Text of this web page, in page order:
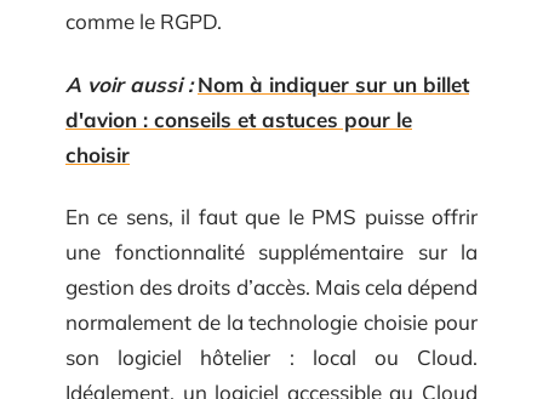
comme le RGPD.
A voir aussi : Nom à indiquer sur un billet
d'avion : conseils et astuces pour le
choisir
En ce sens, il faut que le PMS puisse offrir
une fonctionnalité supplémentaire sur la
gestion des droits d’accès. Mais cela dépend
normalement de la technologie choisie pour
son logiciel hôtelier : local ou Cloud.
Idéalement, un logiciel accessible au Cloud